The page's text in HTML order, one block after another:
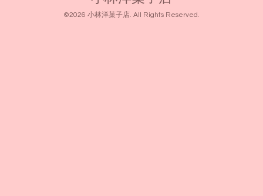
©2026 小林洋菓子店. All Rights Reserved.